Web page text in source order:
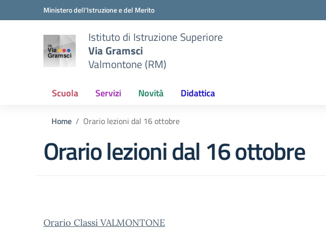
Vai ai contenuti
Vai al menu di navigazioneMinistero dell'Istruzione e del Merito
Istituto di Istruzione Superiore
Via Gramsci
Valmontone (RM)
Scuola Servizi Novità Didattica
Home Orario lezioni dal 16 ottobre
Orario lezioni dal 16 ottobre
Orario Classi VALMONTONE